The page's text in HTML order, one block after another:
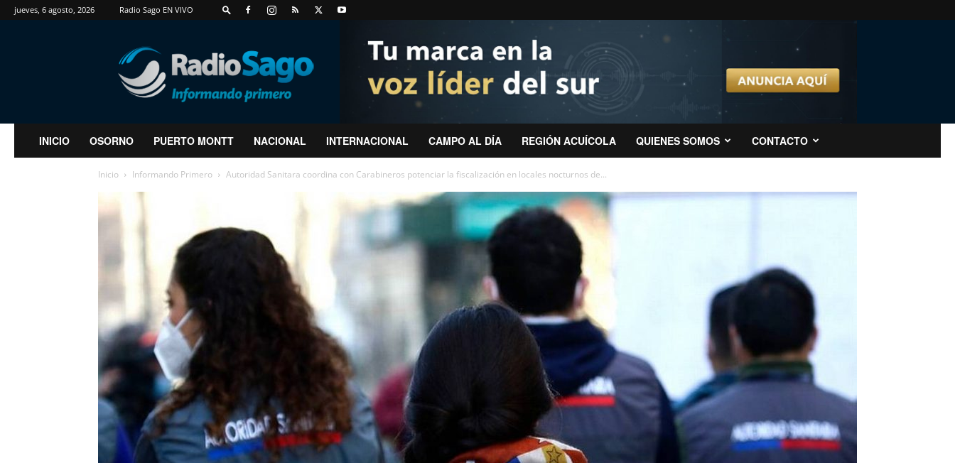
jueves, 6 agosto, 2026 Radio Sago EN VIVO
RadioSago
INICIO OSORNO PUERTO MONTT NACIONAL INTERNACIONAL CAMPO AL DÍA REGIÓN ACUÍCOLA QUIENES SOMOS CONTACTO
Inicio Informando Primero Autoridad Sanitara coordina con Carabineros potenciar la fiscalización en locales nocturnos de...